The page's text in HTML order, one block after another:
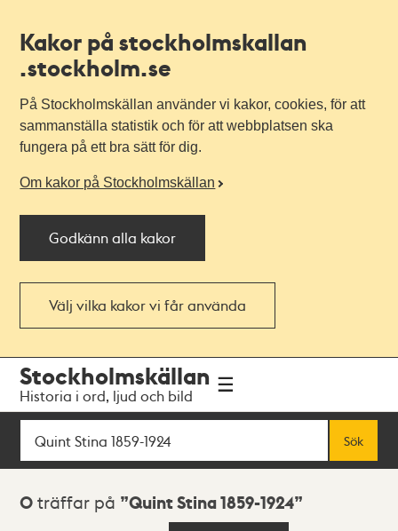
Kakor på stockholmskallan
.stockholm.se
På Stockholmskällan använder vi kakor, cookies, för att
sammanställa statistik och för att webbplatsen ska
fungera på ett bra sätt för dig.
Om kakor på Stockholmskällan
Godkänn alla kakor
Välj vilka kakor vi får använda
navigationen
huvudinnehållet
Stockholmskällan
Historia i ord, ljud och bild
Sök
Sök
Sökresultat
0 träffar på Quint Stina 1859-1924